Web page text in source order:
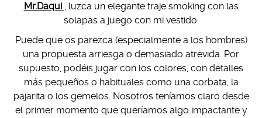
Mr.Daqui , luzca un elegante traje smoking con las
solapas a juego con mi vestido.
Puede que os parezca (especialmente a los hombres)
una propuesta arriesga o demasiado atrevida. Por
supuesto, podéis jugar con los colores, con detalles
más pequeños o habituales como una corbata, la
pajarita o los gemelos. Nosotros teníamos claro desde
el primer momento que queríamos algo impactante y